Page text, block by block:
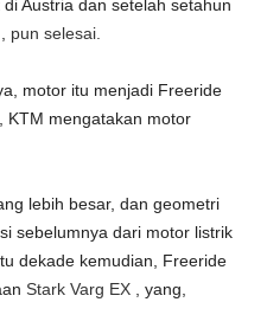
Austria dan setelah setahun
pun selesai.
motor itu menjadi Freeride
KTM mengatakan motor
lebih besar, dan geometri
sebelumnya dari motor listrik
dekade kemudian, Freeride
Stark Varg EX, yang,